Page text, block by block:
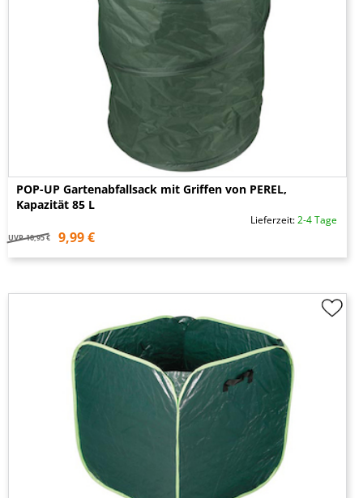
POP-UP Gartenabfallsack mit Griffen von PEREL,
Kapazität 85 L
Lieferzeit:2-4 Tage
UVP 10,95 € 9,99 €